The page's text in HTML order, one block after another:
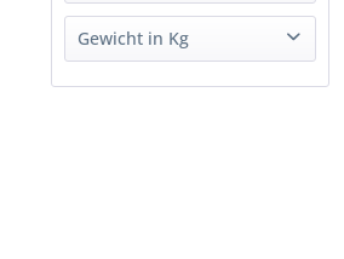
von10,90 €bis299,90 €
Gewicht in Kg
0.259